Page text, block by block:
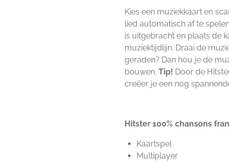
Kies een muziekkaart en
lied automatisch af te
is uitgebracht en plaats de
muziektijdlijn. Draai de
geraden? Dan hou je de
bouwen. Tip! Door de
creëer je een nog
Hitster 100% chansons
Kaartspel
Multiplayer